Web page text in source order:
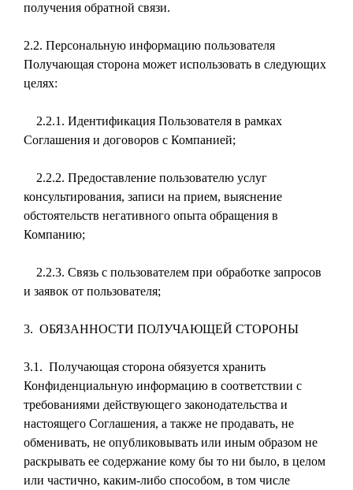
получения обратной связи.
2.2. Персональную информацию пользователя
Получающая сторона может использовать в следующих
целях:
2.2.1. Идентификация Пользователя в рамках
Соглашения и договоров с Компанией;
2.2.2. Предоставление пользователю услуг
консультирования, записи на прием, выяснение
обстоятельств негативного опыта обращения в
Компанию;
2.2.3. Связь с пользователем при обработке запросов
и заявок от пользователя;
3. ОБЯЗАННОСТИ ПОЛУЧАЮЩЕЙ СТОРОНЫ
3.1. Получающая сторона обязуется хранить
Конфиденциальную информацию в соответствии с
требованиями действующего законодательства и
настоящего Соглашения, а также не продавать, не
обменивать, не опубликовывать или иным образом не
раскрывать ее содержание кому бы то ни было, в целом
или частично, каким-либо способом, в том числе